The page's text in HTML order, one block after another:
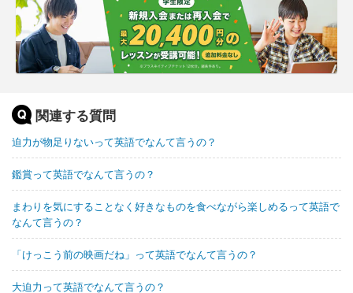
関連する質問
迫力が物足りないって英語でなんて言うの？
鑑賞って英語でなんて言うの？
まわりを気にすることなく好きなものを食べながら楽しめるって英語で
なんて言うの？
「けっこう前の映画だね」って英語でなんて言うの？
大迫力って英語でなんて言うの？